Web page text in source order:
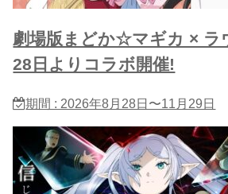
劇場版まどか☆マギカ × ラ
28日よりコラボ開催!
期間 : 2026年8月28日〜11月29日